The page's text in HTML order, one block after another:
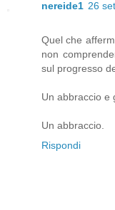
nereide1 26
Quel che
non
sul progresso
Un abbraccio e
Un abbraccio.
Rispondi